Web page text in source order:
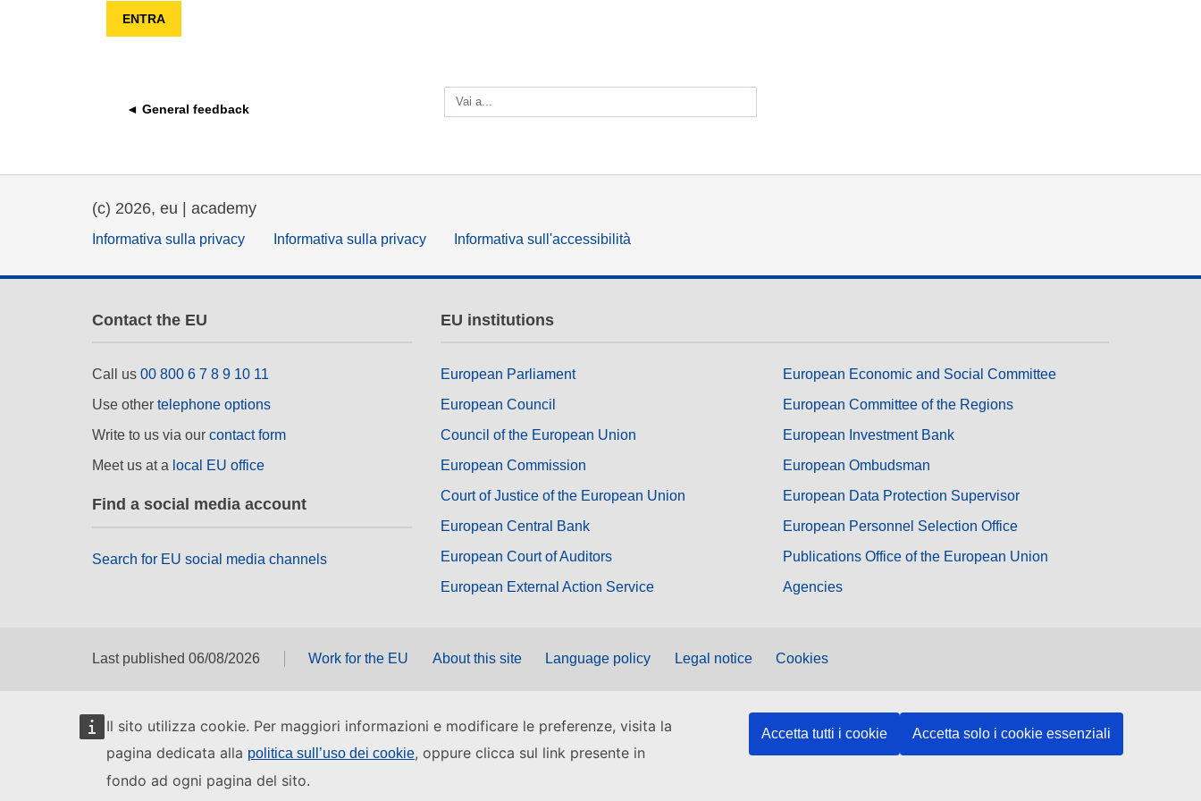
Il sito utilizza cookie. Per maggiori informazioni e modificare le preferenze, visita la
pagina dedicata alla politica sull’uso dei cookie, oppure clicca sul link presente in
fondo ad ogni pagina del sito.
Accetta tutti i cookie Accetta solo i cookie essenziali
◄ General feedback
Vai a...
(c) 2026, eu | academy
Informativa sulla privacy Informativa sulla privacy Informativa sull'accessibilità
Contact the EU
Call us 00 800 6 7 8 9 10 11
Use other telephone options
Write to us via our contact form
Meet us at a local EU office
Find a social media account
Search for EU social media channels
EU institutions
European Parliament
European Council
Council of the European Union
European Commission
Court of Justice of the European Union
European Central Bank
European Court of Auditors
European External Action Service
European Economic and Social Committee
European Committee of the Regions
European Investment Bank
European Ombudsman
European Data Protection Supervisor
European Personnel Selection Office
Publications Office of the European Union
Agencies
Last published 06/08/2026 Work for the EU About this site Language policy Legal notice Cookies